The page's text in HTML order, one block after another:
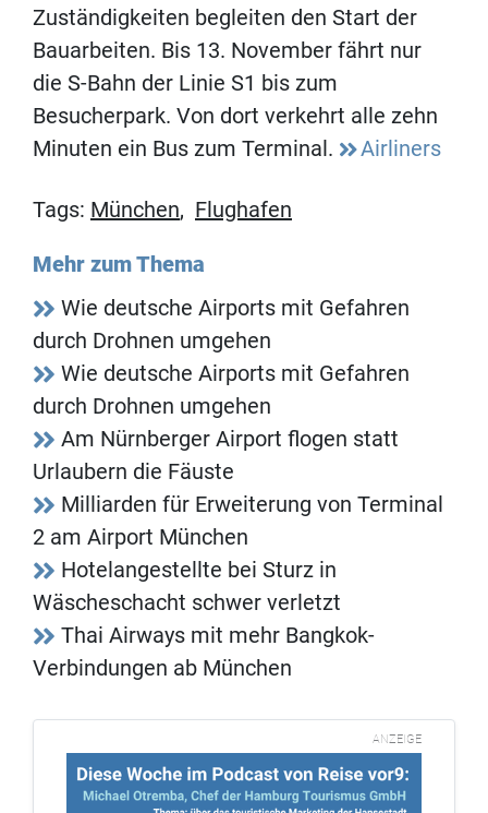
Zuständigkeiten begleiten den Start der
Bauarbeiten. Bis 13. November fährt nur
die S-Bahn der Linie S1 bis zum
Besucherpark. Von dort verkehrt alle zehn
Minuten ein Bus zum Terminal.
Airliners
Tags: München, Flughafen
Mehr zum Thema
Wie deutsche Airports mit Gefahren
durch Drohnen umgehen
Wie deutsche Airports mit Gefahren
durch Drohnen umgehen
Am Nürnberger Airport flogen statt
Urlaubern die Fäuste
Milliarden für Erweiterung von Terminal
2 am Airport München
Hotelangestellte bei Sturz in
Wäscheschacht schwer verletzt
Thai Airways mit mehr Bangkok-
Verbindungen ab München
ANZEIGE